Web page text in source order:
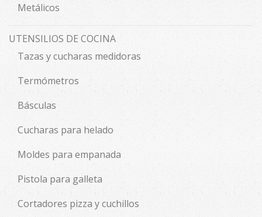
Metálicos
UTENSILIOS DE COCINA
Tazas y cucharas medidoras
Termómetros
Básculas
Cucharas para helado
Moldes para empanada
Pistola para galleta
Cortadores pizza y cuchillos